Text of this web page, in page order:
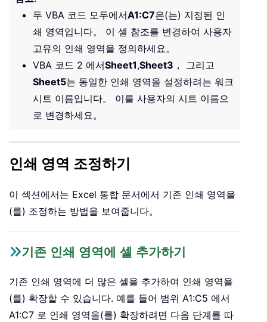
두 VBA 코드 모두에서A1:C7은(는) 지정된 인
쇄 영역입니다。 이 셀 참조를 변경하여 사용자
고유의 인쇄 영역을 정의하세요。
VBA 코드 2 에서Sheet1,Sheet3 ， 그리고
Sheet5는 동일한 인쇄 영역을 설정하려는 워크
시트 이름입니다。 이를 사용자의 시트 이름으
로 변경하세요。
인쇄 영역 조정하기
이 섹션에서는 Excel 통합 문서에서 기존 인쇄 영역을
(를) 조정하는 방법을 보여줍니다。
기존 인쇄 영역에 셀 추가하기
기존 인쇄 영역에 더 많은 셀을 추가하여 인쇄 영역을
(를) 확장할 수 있습니다. 예를 들어 범위 A1:C5 에서
A1:C7 로 인쇄 영역을(를) 확장하려면 다음 단계를 따